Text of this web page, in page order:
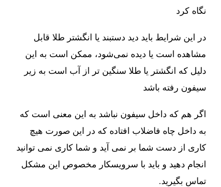
نگاه کرد
در این شرایط باید دید دستبند یا انگشتر طلا قابل
مشاهده است یا دیده نمی‌شود، ممکن است به این
دلیل که انگشتر یا طلا سنگین تر از آب است به زیر
سیفون رفته باشد
اگر هم که داخل سیفون نباشد به این معنی است که
به داخل چاه فاضلاب افتاده که در این صورت هیچ
کاری از دست شما بر نمی آید و شما کاری نمی توانید
انجام دهید و باید با سرویسکار مخصوص این مشکل
تماس بگیرید.